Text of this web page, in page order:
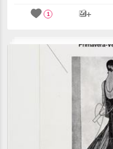
1